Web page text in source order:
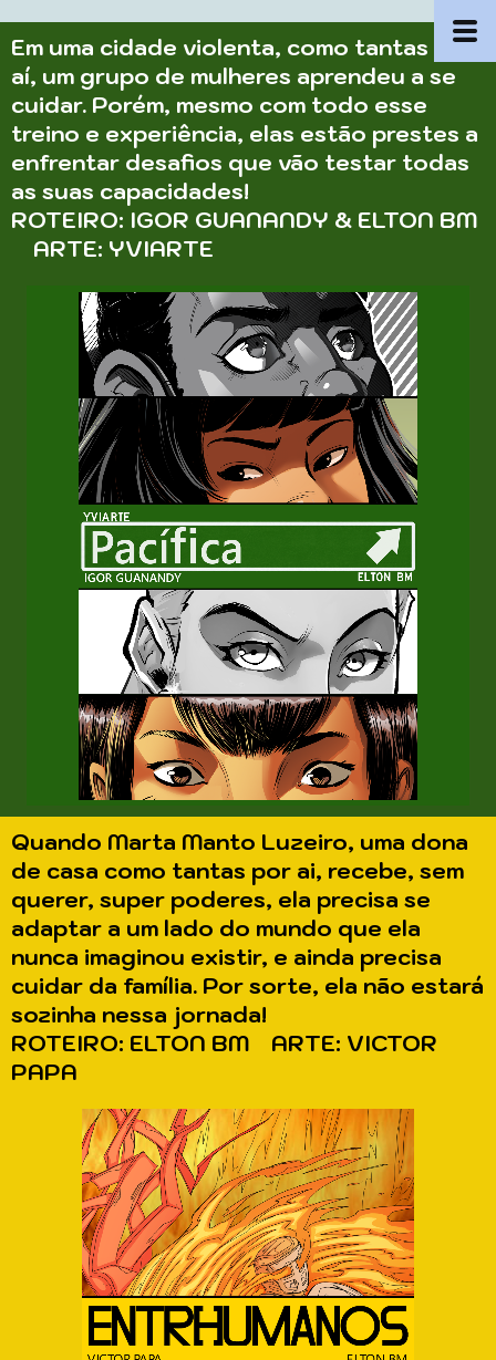
Em uma cidade violenta, como tantas por
aí, um grupo de mulheres aprendeu a se
cuidar. Porém, mesmo com todo esse
treino e experiência, elas estão prestes a
enfrentar desafios que vão testar todas
as suas capacidades!
ROTEIRO: IGOR GUANANDY & ELTON BM
ARTE: YVIARTE
Quando Marta Manto Luzeiro, uma dona
de casa como tantas por ai, recebe, sem
querer, super poderes, ela precisa se
adaptar a um lado do mundo que ela
nunca imaginou existir, e ainda precisa
cuidar da família. Por sorte, ela não estará
sozinha nessa jornada!
ROTEIRO: ELTON BM ARTE: VICTOR
PAPA